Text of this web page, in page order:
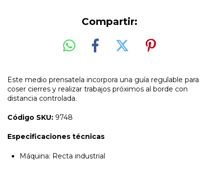
Compartir:
Este medio prensatela incorpora una guía regulable para
coser cierres y realizar trabajos próximos al borde con
distancia controlada.
Código SKU: 9748
Especificaciones técnicas
Máquina: Recta industrial